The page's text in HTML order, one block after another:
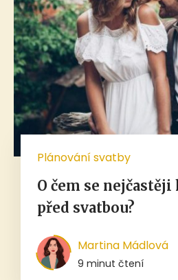
Plánování svatby
O čem se
před svatbou?
Martina Mádlová
9 minut čtení